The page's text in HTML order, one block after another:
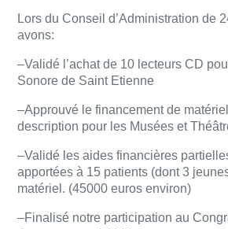
Lors du Conseil d’Administration de
avons:
–Validé l’achat de 10 lecteurs CD
Sonore de Saint Etienne
–Approuvé le financement de
description pour les Musées et
–Validé les aides financières
apportées à 15 patients (dont 3
matériel. (45000 euros environ)
–Finalisé notre participation au